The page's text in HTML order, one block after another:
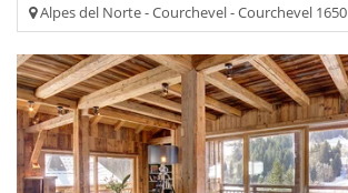
Alpes del Norte - Courchevel - Courchevel 1650